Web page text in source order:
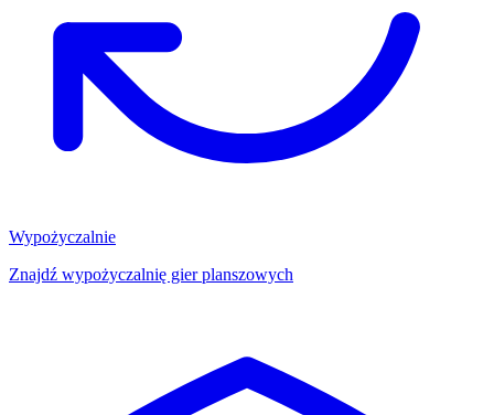
Wypożyczalnie
Znajdź wypożyczalnię gier planszowych